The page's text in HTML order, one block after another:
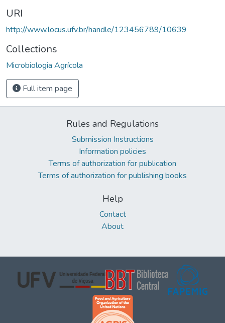
URI
http://www.locus.ufv.br/handle/123456789/10639
Collections
Microbiologia Agrícola
Full item page
Rules and Regulations
Submission Instructions
Information policies
Terms of authorization for publication
Terms of authorization for publishing books
Help
Contact
About